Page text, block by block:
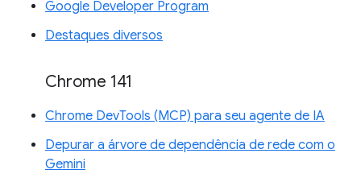
Google Developer Program
Destaques diversos
Chrome 141
Chrome DevTools (MCP) para seu agente de IA
Depurar a árvore de dependência de rede com o
Gemini